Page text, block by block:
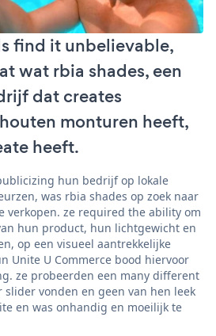
find it unbelievable,
wat rbia shades, een
dat creates
monturen heeft,
heeft.
hun bedrijf op lokale
was rbia shades op zoek naar
verkopen. ze required the ability om
hun product, hun lichtgewicht en
op een visueel aantrekkelijke
Unite U Commerce bood hiervoor
ze probeerden een many different
vonden en geen van hen leek
en was onhandig en moeilijk te